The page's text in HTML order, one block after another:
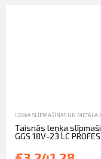
LEŅĶA SLĪPMAŠĪNAS UN METĀLA
Taisnās leņķa
GGS 18V-23 LC